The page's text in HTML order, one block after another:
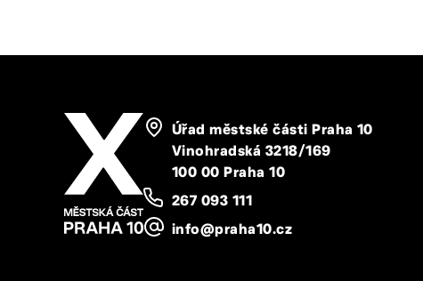
Úřad městské části Praha 10
Vinohradská 3218/169
100 00 Praha 10
267 093 111
info@praha10.cz